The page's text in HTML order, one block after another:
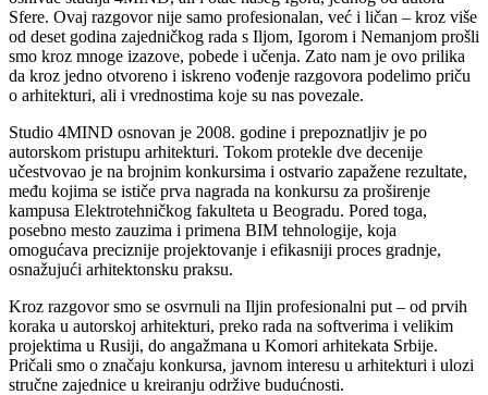
Sfere. Ovaj razgovor nije samo profesionalan, već i ličan – kroz više
od deset godina zajedničkog rada s Iljom, Igorom i Nemanjom prošli
smo kroz mnoge izazove, pobede i učenja. Zato nam je ovo prilika
da kroz jedno otvoreno i iskreno vođenje razgovora podelimo priču
o arhitekturi, ali i vrednostima koje su nas povezale.
Studio 4MIND osnovan je 2008. godine i prepoznatljiv je po
autorskom pristupu arhitekturi. Tokom protekle dve decenije
učestvovao je na brojnim konkursima i ostvario zapažene rezultate,
među kojima se ističe prva nagrada na konkursu za proširenje
kampusa Elektrotehničkog fakulteta u Beogradu. Pored toga,
posebno mesto zauzima i primena BIM tehnologije, koja
omogućava preciznije projektovanje i efikasniji proces gradnje,
osnažujući arhitektonsku praksu.
Kroz razgovor smo se osvrnuli na Iljin profesionalni put – od prvih
koraka u autorskoj arhitekturi, preko rada na softverima i velikim
projektima u Rusiji, do angažmana u Komori arhitekata Srbije.
Pričali smo o značaju konkursa, javnom interesu u arhitekturi i ulozi
stručne zajednice u kreiranju održive budućnosti.